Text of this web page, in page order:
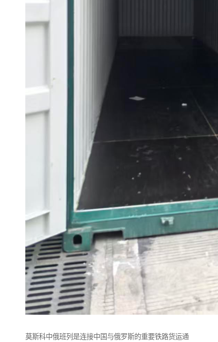
莫斯科中俄班列是连接中国与俄罗斯的重要铁路货运通